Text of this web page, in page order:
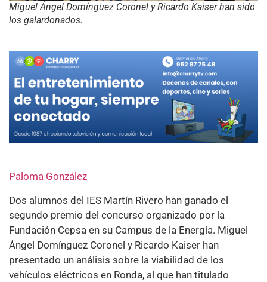
Miguel Ángel Domínguez Coronel y Ricardo Kaiser han sido
los galardonados.
Paloma González
Dos alumnos del IES Martín Rivero han ganado el
segundo premio del concurso organizado por la
Fundación Cepsa en su Campus de la Energía. Miguel
Ángel Domínguez Coronel y Ricardo Kaiser han
presentado un análisis sobre la viabilidad de los
vehículos eléctricos en Ronda, al que han titulado